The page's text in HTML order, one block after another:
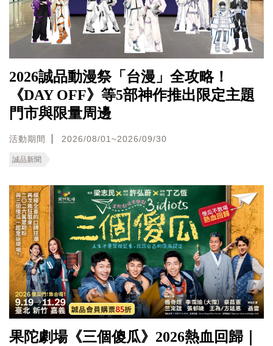
2026誠品動漫祭「台漫」全攻略！
《DAY OFF》等5部神作推出限定主題
門市與限量周邊
活動期間 2026/08/01~2026/09/30
誠品新聞
果陀劇場《三個傻瓜》2026熱血回歸｜